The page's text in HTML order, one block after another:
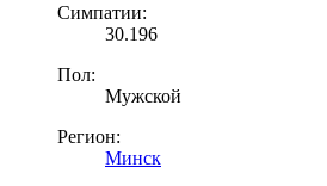
Симпатии:
30.196
Пол:
Мужской
Регион:
Минск